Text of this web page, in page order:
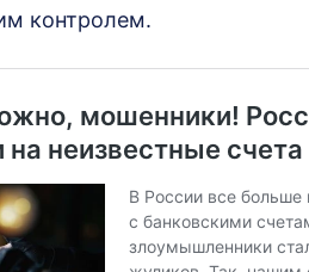
контролем.